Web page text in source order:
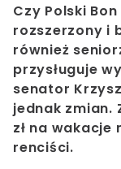
Czy Polski
rozszerzony i
również
przysługuje
senator
jednak zmian.
zł na
renciści.